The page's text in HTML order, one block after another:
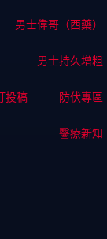
男士偉哥（西藥）
男士持久增粗
投稿 防伏專區
醫療新知